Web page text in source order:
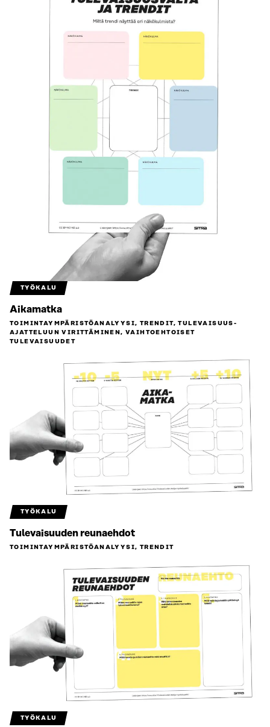
TYÖKALU
Aikamatka
TOIMINTAYMPÄRISTÖ­ANALYYSI, TRENDIT, TULEVAISUUS­
AJATTELUUN VIRITTÄMINEN, VAIHTOEHTOISET
TULEVAISUUDET
TYÖKALU
Tulevaisuuden reunaehdot
TOIMINTAYMPÄRISTÖ­ANALYYSI, TRENDIT
TYÖKALU